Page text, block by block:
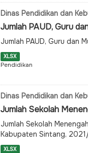
Dinas Pendidikan dan
Jumlah PAUD, Guru
Jumlah PAUD, Guru dan
XLSX
Pendidikan
Dinas Pendidikan dan
Jumlah Sekolah
Jumlah Sekolah
Kabupaten Sintang,
XLSX